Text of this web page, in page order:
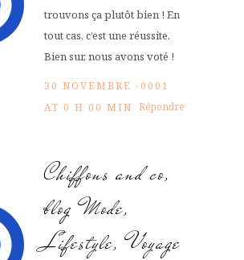
trouvons ça plutôt bien ! En
tout cas, c’est une réussite.
Bien sur, nous avons voté !
30 NOVEMBRE -0001
AT 0 H 00 MIN Répondre
Chiffons and co,
blog Mode,
Lifestyle, Voyage